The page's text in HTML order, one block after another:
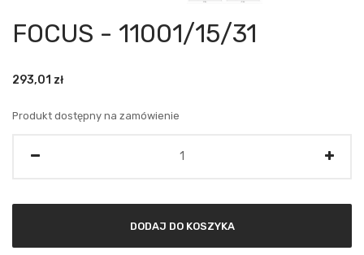
FOCUS - 11001/15/31
293,01 zł
Produkt dostępny na zamówienie
DODAJ DO KOSZYKA